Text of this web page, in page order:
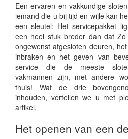
Een ervaren en vakkundige
iemand die u bij tijd en wijle kan
een sleutel: Het servicepakket
een heel stuk breder dan dat
ongewenst afgesloten deuren,
inbraken en het geven van
service die de meeste
vakmannen zijn, met andere
thuis! Wat de drie
inhouden, vertellen we u met
artikel.
Het openen van een